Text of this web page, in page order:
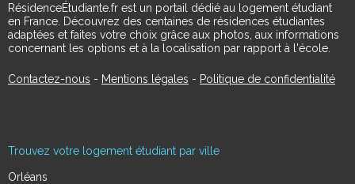
RésidenceÉtudiante.fr est un portail dédié au logement étudiant
en France. Découvrez des centaines de résidences étudiantes
adaptées et faites votre choix grâce aux photos, aux informations
concernant les options et à la localisation par rapport à l'école.
Contactez-nous - Mentions légales - Politique de confidentialité
Trouvez votre logement étudiant par ville
Orléans